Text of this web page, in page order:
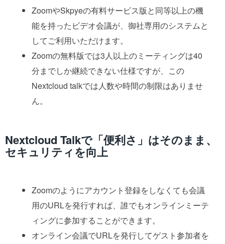
ZoomやSkpyeの有料サービス版と同等以上の機
能を持ったビデオ会議が、御社専用のシステムと
してご利用いただけます。
Zoomの無料版では3人以上のミーティングは40
分までしか継続できない仕様ですが、この
Nextcloud talkでは人数や時間の制限はありませ
ん。
Nextcloud Talkで「便利さ」はそのまま、
セキュリティを向上
Zoomのようにアカウント登録をしなくても会議
用のURLを発行すれば、誰でもオンラインミーテ
ィングに参加することができます。
オンライン会議でURLを発行してゲスト参加者を